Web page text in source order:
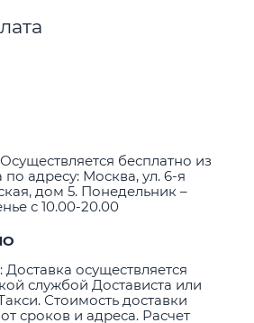
бесплатно из
по адресу: Москва, ул. 6-я
дом 5. Понедельник –
с 10.00-20.00
Доставка осуществляется
службой Достависта или
Стоимость доставки
сроков и адреса. Расчет